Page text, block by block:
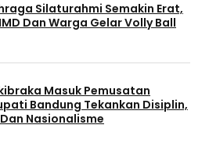
Silaturahmi Semakin Erat,
Dan Warga Gelar Volly Ball
Masuk Pemusatan
Bandung Tekankan Disiplin,
Nasionalisme